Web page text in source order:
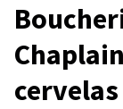
cervelas